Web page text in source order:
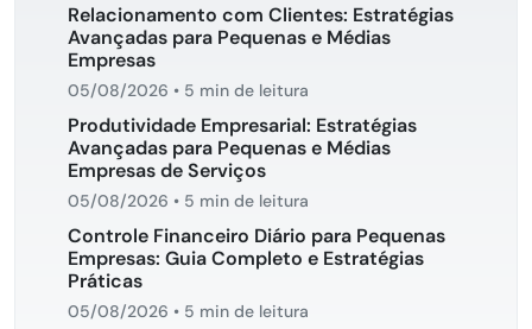
Relacionamento com Clientes: Estratégias
Avançadas para Pequenas e Médias
Empresas
05/08/2026 • 5 min de leitura
Produtividade Empresarial: Estratégias
Avançadas para Pequenas e Médias
Empresas de Serviços
05/08/2026 • 5 min de leitura
Controle Financeiro Diário para Pequenas
Empresas: Guia Completo e Estratégias
Práticas
05/08/2026 • 5 min de leitura